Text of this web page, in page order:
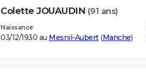
Colette JOUAUDIN (91 ans)
Naissance
03/12/1930 au Mesnil-Aubert(Manche)